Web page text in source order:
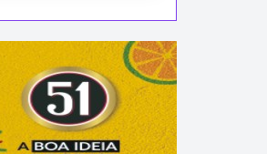
#1 ANAPU AGENTE IMPRENSA